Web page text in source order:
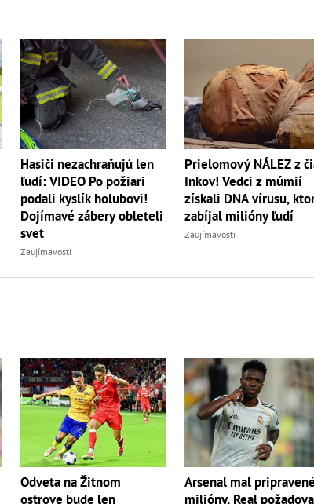
Hasiči nezachraňujú len
ľudí: VIDEO Po požiari
podali kyslík holubovi!
Dojímavé zábery obleteli
svet
Zaujímavosti
Prielomový NÁLEZ z
Inkov! Vedci z múmií
získali DNA vírusu,
zabíjal milióny ľudí
Zaujímavosti
Odveta na Žitnom
ostrove bude len
Arsenal mal
milióny, Real